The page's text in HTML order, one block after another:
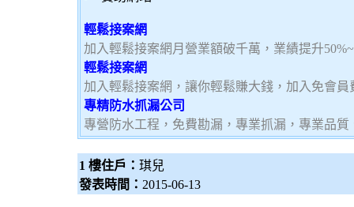
輕鬆接案網
加入輕鬆接案網月營業額破千萬，業績提升
輕鬆接案網
加入輕鬆接案網，讓你輕鬆賺大錢，加入免會
專精防水抓漏公司
專營防水工程，免費勘漏，專業抓漏，專業品
1 樓住戶： 琪兒
發表時間： 2015-06-13